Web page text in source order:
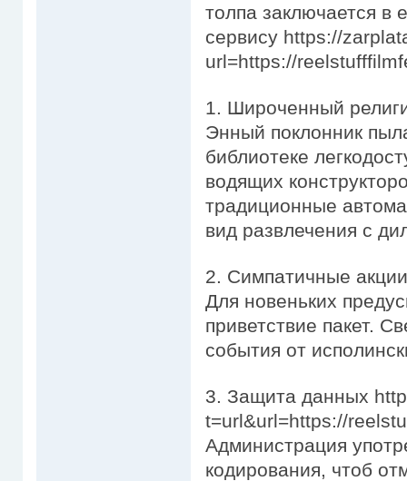
толпа заключается в
сервису https://
url=https://
1. Широченный
Энный поклонник
библиотеке
водящих
традиционные
вид развлечения с
2. Симпатичные
Для новеньких
приветствие пакет.
события от
3. Защита данных
t=url&url=https://
Администрация
кодирования, чтоб